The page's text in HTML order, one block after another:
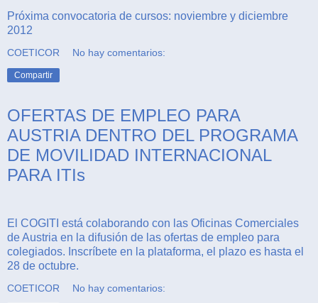
Próxima convocatoria de cursos: noviembre y diciembre
2012
COETICOR No hay comentarios:
Compartir
OFERTAS DE EMPLEO PARA
AUSTRIA DENTRO DEL PROGRAMA
DE MOVILIDAD INTERNACIONAL
PARA ITIs
El COGITI está colaborando con las Oficinas Comerciales
de Austria en la difusión de las ofertas de empleo para
colegiados. Inscríbete en la plataforma, el plazo es hasta el
28 de octubre.
COETICOR No hay comentarios: